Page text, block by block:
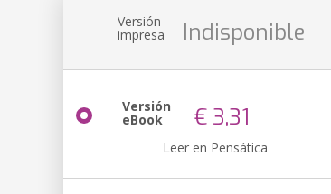
Versión
impresa Indisponible
Versión
eBook € 3,31
Leer en Pensática